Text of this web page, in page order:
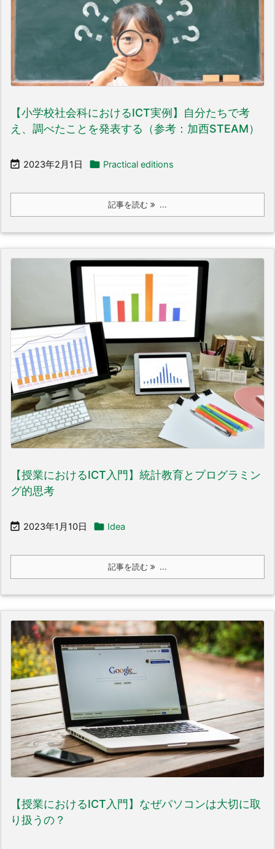
【小学校社会科におけるICT実例】自分たちで考
え、調べたことを発表する（参考：加西STEAM）
 2023年2月1日  Practical editions
記事を読む ...
【授業におけるICT入門】統計教育とプログラミン
グ的思考
 2023年1月10日  Idea
記事を読む ...
【授業におけるICT入門】なぜパソコンは大切に取
り扱うの？